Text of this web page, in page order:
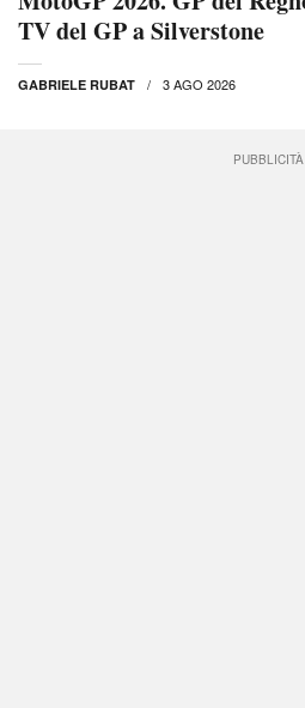
TV del GP a Silverstone
GABRIELE RUBAT 3 AGO 2026
PUBBLICITÀ